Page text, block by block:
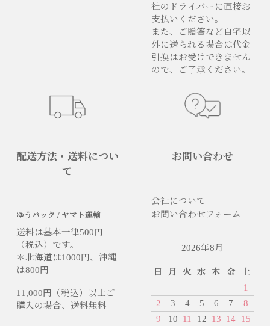
社のドライバーに直接お
支払いください。
また、ご贈答など自宅以
外に送られる場合は代金
引換はお受けできません
ので、ご了承ください。
配送方法・送料につい
て
ゆうパック / ヤマト運輸
送料は基本一律500円
（税込）です。
＊北海道は1000円、沖縄
は800円
11,000円（税込）以上ご
購入の場合、送料無料
お問い合わせ
会社について
お問い合わせフォーム
2026年8月
日 月 火 水 木 金
土
1
2
3 4 5 6 7
8
9
10 11 12 13 14 15